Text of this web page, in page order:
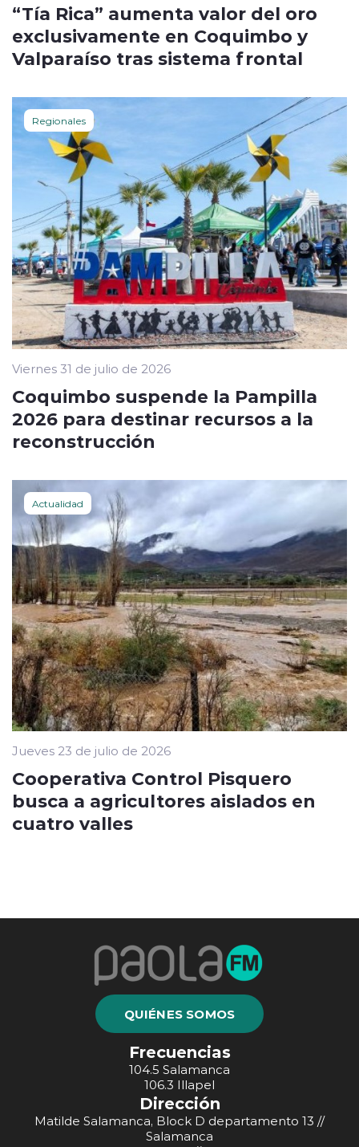
“Tía Rica” aumenta valor del oro
exclusivamente en Coquimbo y
Valparaíso tras sistema frontal
Regionales
Viernes 31 de julio de 2026
Coquimbo suspende la Pampilla
2026 para destinar recursos a la
reconstrucción
Actualidad
Jueves 23 de julio de 2026
Cooperativa Control Pisquero
busca a agricultores aislados en
cuatro valles
QUIÉNES SOMOS
Frecuencias
104.5 Salamanca
106.3 Illapel
Dirección
Matilde Salamanca, Block D departamento 13 //
Salamanca